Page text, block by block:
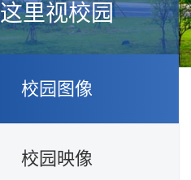
这里视校园
校园图像
校园映像